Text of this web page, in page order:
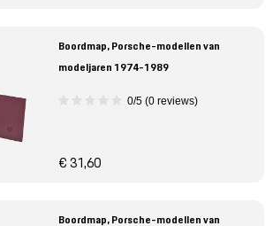
Boordmap, Porsche-modellen van
modeljaren 1974-1989
0/5 (0 reviews)
€ 31,60
Boordmap, Porsche-modellen van